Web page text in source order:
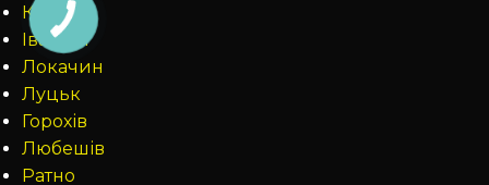
Ківерці
Іваничі
Локачин
Луцьк
Горохів
Любешів
Ратно